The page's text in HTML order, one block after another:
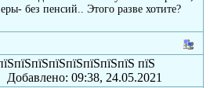
без пенсий.. Этого разве хотите?
пїЅ
Добавлено: 09:38, 24.05.2021